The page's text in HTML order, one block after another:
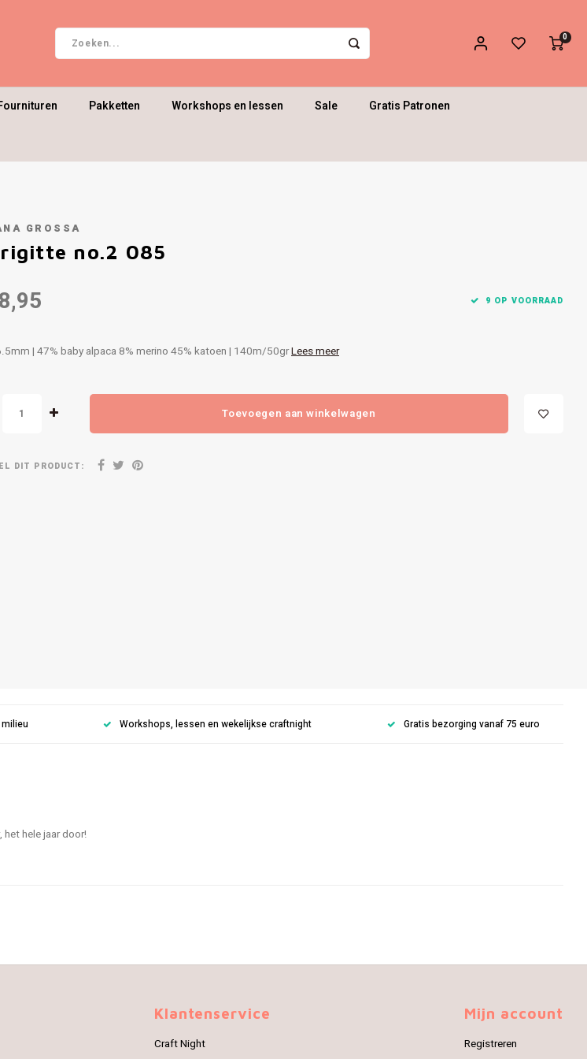
0
Pakketten Workshops en lessen Sale Gratis Patronen
GROSSA
no.2 085
9 OP VOORRAAD
| 47% baby alpaca 8% merino 45% katoen | 140m/50grLees meer
Toevoegen aan winkelwagen
DIT PRODUCT:
Workshops, lessen en wekelijkse craftnight Gratis bezorging vanaf 75 euro
hele jaar door!
Klantenservice
Craft Night
Mijn account
Registreren